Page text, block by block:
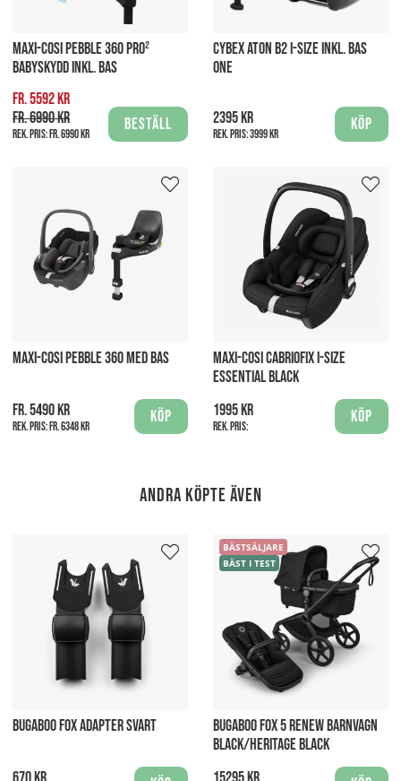
MAXI-COSI PEBBLE 360 PRO²
BABYSKYDD INKL. BAS
fr. 5592 kr
fr. 6990 kr
Rek. pris: fr. 6990 kr
Beställ
CYBEX ATON B2 I-SIZE INKL. BAS
ONE
2395 kr
Rek. pris:3999 kr
Köp
MAXI-COSI PEBBLE 360 MED BAS
fr. 5490 kr
Rek. pris: fr. 6348 kr
Köp
MAXI-COSI CABRIOFIX I-SIZE
ESSENTIAL BLACK
1995 kr
Rek. pris:
Köp
Andra köpte även
BUGABOO FOX ADAPTER SVART
BÄSTSÄLJARE
BÄST I TEST
BUGABOO FOX 5 RENEW BARNVAGN
BLACK/HERITAGE BLACK